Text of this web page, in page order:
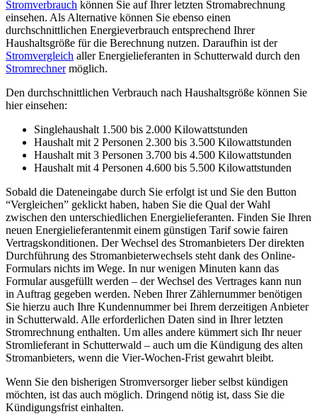
Stromverbrauch können Sie auf Ihrer letzten Stromabrechnung
einsehen. Als Alternative können Sie ebenso einen
durchschnittlichen Energieverbrauch entsprechend Ihrer
Haushaltsgröße für die Berechnung nutzen. Daraufhin ist der
Stromvergleich aller Energielieferanten in Schutterwald durch den
Stromrechnermöglich.
Den durchschnittlichen Verbrauch nach Haushaltsgröße können Sie
hier einsehen:
Singlehaushalt 1.500 bis 2.000 Kilowattstunden
Haushalt mit 2 Personen 2.300 bis 3.500 Kilowattstunden
Haushalt mit 3 Personen 3.700 bis 4.500 Kilowattstunden
Haushalt mit 4 Personen 4.600 bis 5.500 Kilowattstunden
Sobald die Dateneingabe durch Sie erfolgt ist und Sie den Button
“Vergleichen” geklickt haben, haben Sie die Qual der Wahl
zwischen den unterschiedlichen Energielieferanten. Finden Sie Ihren
neuen Energielieferantenmit einem günstigen Tarif sowie fairen
Vertragskonditionen. Der Wechsel des Stromanbieters Der direkten
Durchführung des Stromanbieterwechsels steht dank des Online-
Formulars nichts im Wege. In nur wenigen Minuten kann das
Formular ausgefüllt werden – der Wechsel des Vertrages kann nun
in Auftrag gegeben werden. Neben Ihrer Zählernummer benötigen
Sie hierzu auch Ihre Kundennummer bei Ihrem derzeitigen Anbieter
in Schutterwald. Alle erforderlichen Daten sind in Ihrer letzten
Stromrechnung enthalten. Um alles andere kümmert sich Ihr neuer
Stromlieferant in Schutterwald – auch um die Kündigung des alten
Stromanbieters, wenn die Vier-Wochen-Frist gewahrt bleibt.
Wenn Sie den bisherigen Stromversorger lieber selbst kündigen
möchten, ist das auch möglich. Dringend nötig ist, dass Sie die
Kündigungsfrist einhalten.